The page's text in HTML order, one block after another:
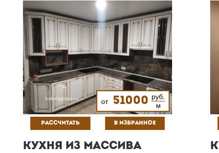
от 51000 руб.
м
РАССЧИТАТЬ В ИЗБРАННОЕ
КУХНЯ ИЗ МАССИВА